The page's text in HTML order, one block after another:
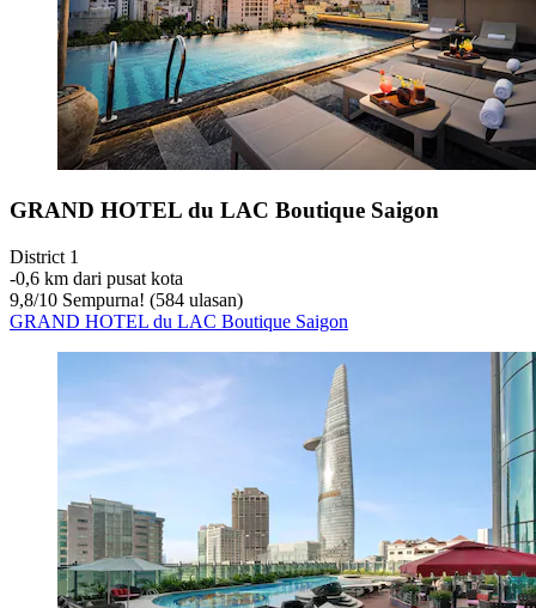
GRAND HOTEL du LAC Boutique Saigon
District 1
‐0,6 km dari pusat kota
9,8/10 Sempurna! (584 ulasan)
GRAND HOTEL du LAC Boutique Saigon